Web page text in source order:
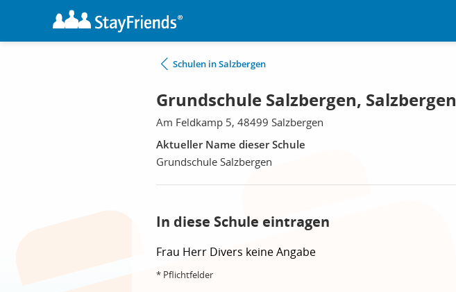
Schulen in Salzbergen
Grundschule Salzbergen, Salzbergen
Am Feldkamp 5, 48499 Salzbergen
Aktueller Name dieser Schule
Grundschule Salzbergen
In diese Schule eintragen
Frau Herr Divers keine Angabe
* Pflichtfelder